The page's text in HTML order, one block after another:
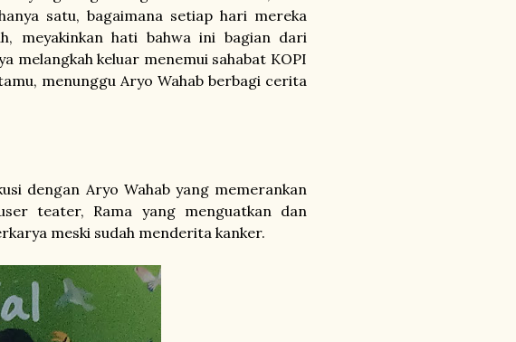
satu, bagaimana setiap hari mereka
meyakinkan hati bahwa ini bagian dari
melangkah keluar menemui sahabat KOPI
menunggu Aryo Wahab berbagi cerita
dengan Aryo Wahab yang memerankan
teater, Rama yang menguatkan dan
meski sudah menderita kanker.